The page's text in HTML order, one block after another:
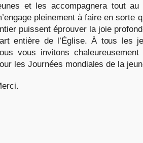
et les accompagnera tout
pleinement à faire en sorte
puissent éprouver la joie
entière de l’Église. À tous les
vous invitons
les Journées mondiales de la